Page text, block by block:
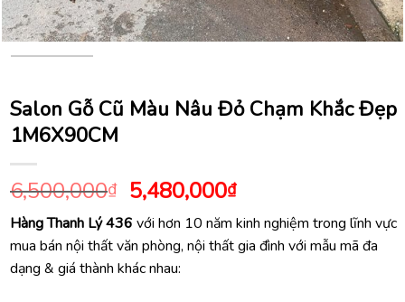
Salon Gỗ Cũ Màu Nâu Đỏ Chạm Khắc Đẹp
1M6X90CM
6,500,000₫ Giá
gốc
là:
6,500,000₫.
5,480,000₫Giá
hiện
tại
là:
Hàng Thanh Lý 436 với hơn 10 năm kinh nghiệm trong lĩnh vực
mua bán nội thất văn phòng, nội thất gia đình với mẫu mã đa
dạng & giá thành khác nhau: